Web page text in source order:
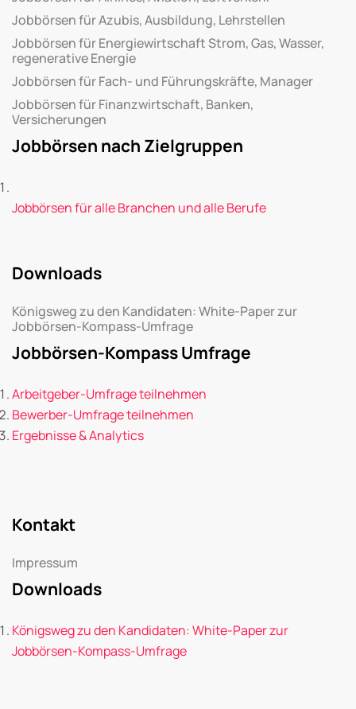
Jobbörsen für Azubis, Ausbildung, Lehrstellen
Jobbörsen für Energiewirtschaft Strom, Gas, Wasser,
regenerative Energie
Jobbörsen für Fach- und Führungskräfte, Manager
Jobbörsen für Finanzwirtschaft, Banken,
Versicherungen
Jobbörsen nach Zielgruppen
Jobbörsen für alle Branchen und alle Berufe
Downloads
Königsweg zu den Kandidaten: White-Paper zur
Jobbörsen-Kompass-Umfrage
Jobbörsen-Kompass Umfrage
Arbeitgeber-Umfrage teilnehmen
Bewerber-Umfrage teilnehmen
Ergebnisse & Analytics
Kontakt
Impressum
Downloads
Königsweg zu den Kandidaten: White-Paper zur
Jobbörsen-Kompass-Umfrage